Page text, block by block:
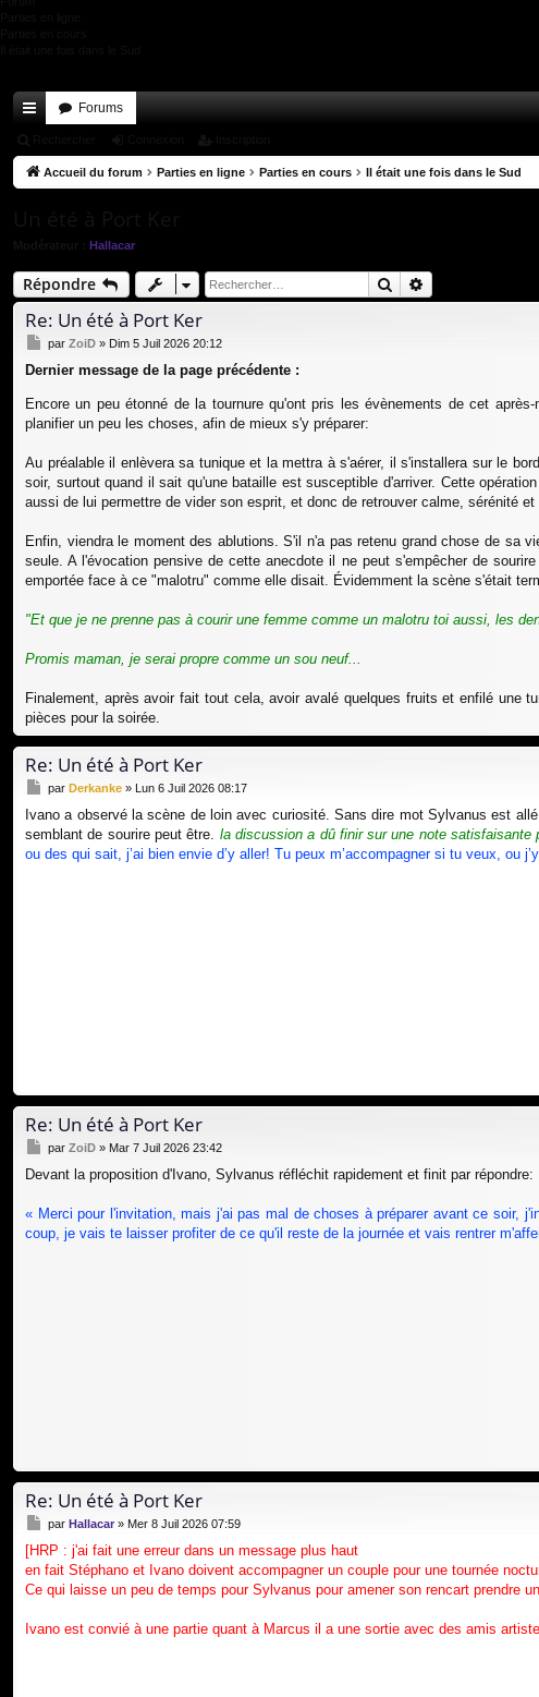
co
s
Forums
Accueil du forum Parties en ligne Parties en cours Il était une fois dans le Sud
Hallacar
Répondre Rechercher
Re: Un été à Port Ker
M
s
a
g
par ZoiD » Dim 5 Juil 2026 20:12
Dernier message de la page précédente :
Encore un peu étonné de la tournure qu'ont pris les évènements de cet
planifier un peu les choses, afin de mieux s'y préparer:
Au préalable il enlèvera sa tunique et la mettra à s'aérer, il s'installera sur le
soir, surtout quand il sait qu'une bataille est susceptible d'arriver. Cette
aussi de lui permettre de vider son esprit, et donc de retrouver calme, sérénité et
Enfin, viendra le moment des ablutions. S'il n'a pas retenu grand chose de sa
seule. A l'évocation pensive de cette anecdote il ne peut s'empêcher de
emportée face à ce "malotru" comme elle disait. Évidemment la scène s'était
"Et que je ne prenne pas à courir une femme comme un malotru toi aussi, les
Promis maman, je serai propre comme un sou neuf...
Finalement, après avoir fait tout cela, avoir avalé quelques fruits et enfilé une
pièces pour la soirée.
Re: Un été à Port Ker
M
s
s
a
par Derkanke » Lun 6 Juil 2026 08:17
Ivano a observé la scène de loin avec curiosité. Sans dire mot Sylvanus est
semblant de sourire peut être. la discussion a dû finir sur une note
ou des qui sait, j’ai bien envie d’y aller! Tu peux m’accompagner si tu veux, ou
Re: Un été à Port Ker
M
s
a
e
par ZoiD » Mar 7 Juil 2026 23:42
Devant la proposition d'Ivano, Sylvanus réfléchit rapidement et finit par répondre:
« Merci pour l'invitation, mais j'ai pas mal de choses à préparer avant ce soir,
coup, je vais te laisser profiter de ce qu'il reste de la journée et vais rentrer
Re: Un été à Port Ker
M
s
s
a
par Hallacar» Mer 8 Juil 2026 07:59
[HRP : j'ai fait une erreur dans un message plus haut
en fait Stéphano et Ivano doivent accompagner un couple pour une tournée
Ce qui laisse un peu de temps pour Sylvanus pour amener son rencart prendre
Ivano est convié à une partie quant à Marcus il a une sortie avec des amis